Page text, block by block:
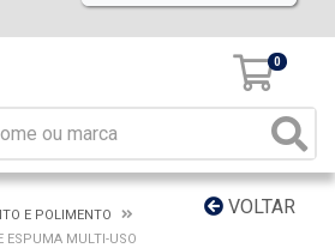
0
VOLTAR
E POLIMENTO
ESPUMA MULTI-USO